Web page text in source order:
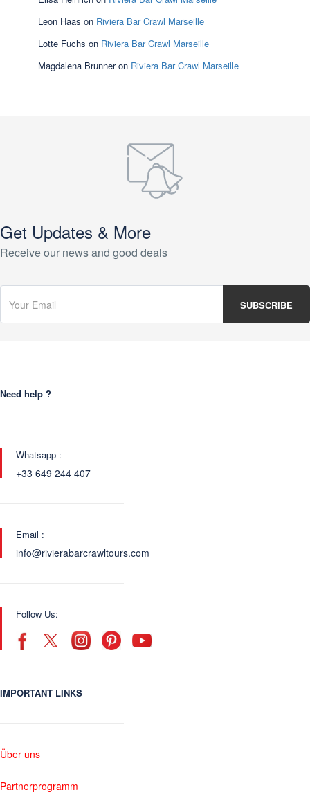
Leon Haas on Riviera Bar Crawl Marseille
Lotte Fuchs on Riviera Bar Crawl Marseille
Magdalena Brunneron Riviera Bar Crawl Marseille
Get Updates & More
Receive our news and good deals
Need help ?
Whatsapp :
+33 649 244 407
Email :
info@rivierabarcrawltours.com
Follow Us:
IMPORTANT LINKS
Über uns
Partnerprogramm